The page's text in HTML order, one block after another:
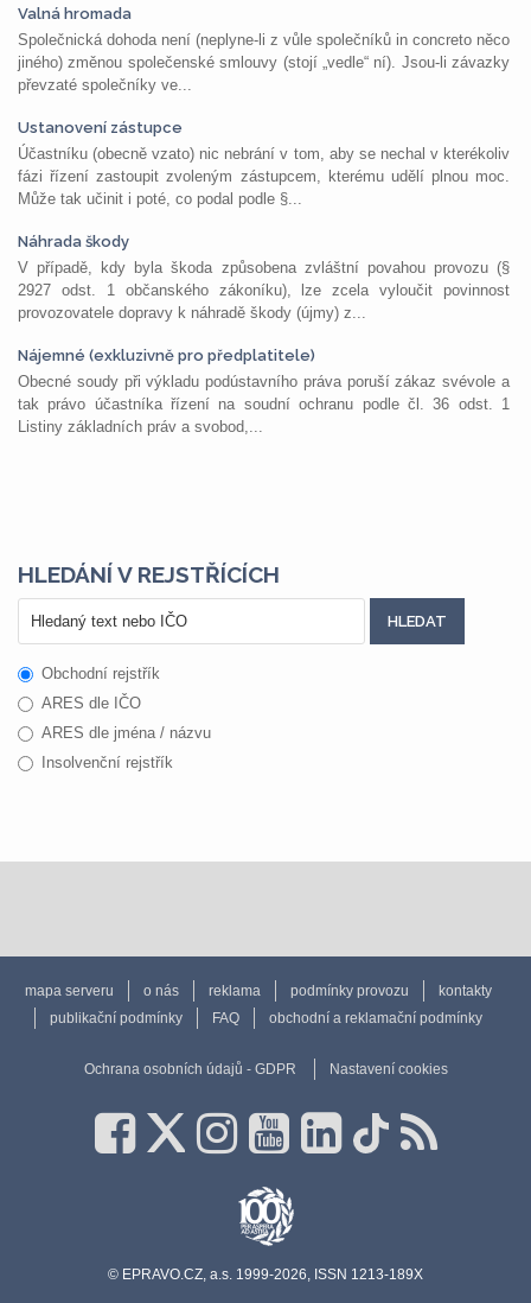
Valná hromada
Společnická dohoda není (neplyne-li z vůle společníků in concreto něco
jiného) změnou společenské smlouvy (stojí „vedle“ ní). Jsou-li závazky
převzaté společníky ve...
Ustanovení zástupce
Účastníku (obecně vzato) nic nebrání v tom, aby se nechal v kterékoliv
fázi řízení zastoupit zvoleným zástupcem, kterému udělí plnou moc.
Může tak učinit i poté, co podal podle §...
Náhrada škody
V případě, kdy byla škoda způsobena zvláštní povahou provozu (§
2927 odst. 1 občanského zákoníku), lze zcela vyloučit povinnost
provozovatele dopravy k náhradě škody (újmy) z...
Nájemné (exkluzivně pro předplatitele)
Obecné soudy při výkladu podústavního práva poruší zákaz svévole a
tak právo účastníka řízení na soudní ochranu podle čl. 36 odst. 1
Listiny základních práv a svobod,...
HLEDÁNÍ V REJSTŘÍCÍCH
Obchodní rejstřík
ARES dle IČO
ARES dle jména / názvu
Insolvenční rejstřík
mapa serveru o nás reklama podmínky provozu
kontakty
publikační podmínky
FAQ obchodní a reklamační podmínky
Ochrana osobních údajů - GDPR Nastavení cookies
© EPRAVO.CZ, a.s. 1999-2026, ISSN 1213-189X